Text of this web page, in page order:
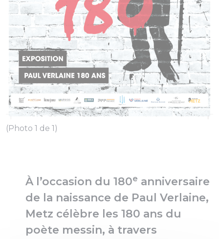
(Photo 1 de 1)
À l’occasion du 180e anniversaire
de la naissance de Paul Verlaine,
Metz célèbre les 180 ans du
poète messin, à travers